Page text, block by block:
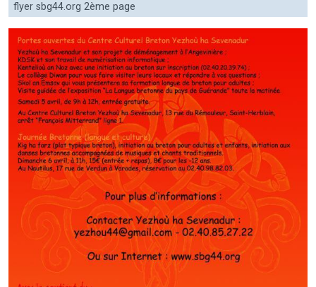
flyer sbg44.org 2ème page